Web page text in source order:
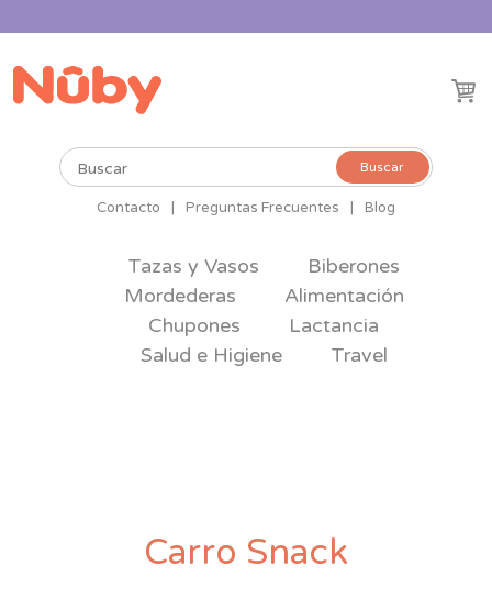
Buscar
Buscar
Contacto Preguntas Frecuentes Blog
Tazas y Vasos
Biberones
Mordederas
Alimentación
Chupones
Lactancia
Salud e Higiene
Travel
Carro Snack